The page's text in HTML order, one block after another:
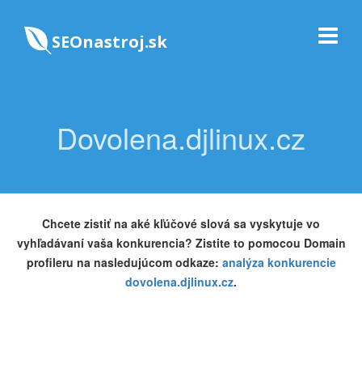
SEOnastroj.sk
Dovolena.djlinux.cz
Chcete zistiť na aké kľúčové slová sa vyskytuje vo
vyhľadávaní vaša konkurencia? Zistite to pomocou Domain
profileru na nasledujúcom odkaze: analýza konkurencie
dovolena.djlinux.cz.